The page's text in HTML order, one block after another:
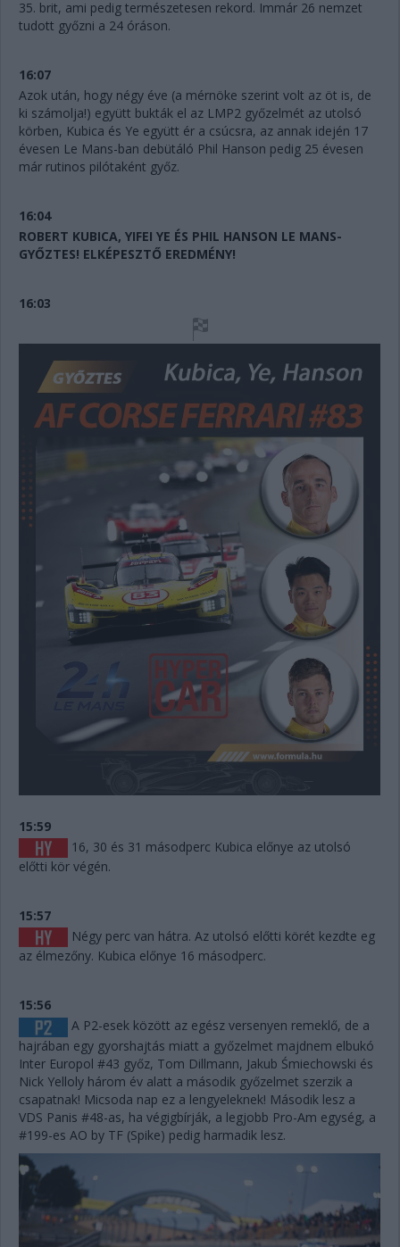
35. brit, ami pedig természetesen rekord. Immár 26 nemzet
tudott győzni a 24 óráson.
16:07
Azok után, hogy négy éve (a mérnöke szerint volt az öt is, de
ki számolja!) együtt bukták el az LMP2 győzelmét az utolsó
körben, Kubica és Ye együtt ér a csúcsra, az annak idején 17
évesen Le Mans-ban debütáló Phil Hanson pedig 25 évesen
már rutinos pilótaként győz.
16:04
ROBERT KUBICA, YIFEI YE ÉS PHIL HANSON LE MANS-
GYŐZTES! ELKÉPESZTŐ EREDMÉNY!
16:03
15:59
16, 30 és 31 másodperc Kubica előnye az utolsó
előtti kör végén.
15:57
Négy perc van hátra. Az utolsó előtti körét kezdte eg
az élmezőny. Kubica előnye 16 másodperc.
15:56
A P2-esek között az egész versenyen remeklő, de a
hajrában egy gyorshajtás miatt a győzelmet majdnem elbukó
Inter Europol #43 győz, Tom Dillmann, Jakub Śmiechowski és
Nick Yelloly három év alatt a második győzelmet szerzik a
csapatnak! Micsoda nap ez a lengyeleknek! Második lesz a
VDS Panis #48-as, ha végigbírják, a legjobb Pro-Am egység, a
#199-es AO by TF (Spike) pedig harmadik lesz.